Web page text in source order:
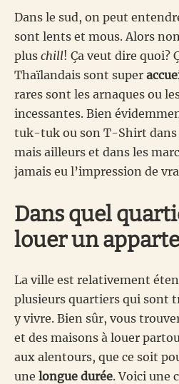
Dans le sud, on peut
sont lents et mous. Alors
plus chill! Ça veut dire quoi?
Thaïlandais sont super
rares sont les arnaques ou
incessantes. Bien
tuk-tuk ou son T-Shirt
mais ailleurs et dans les
jamais eu l’impression de
Dans quel
louer un
La ville est relativement
plusieurs quartiers qui sont
y vivre. Bien sûr, vous
et des maisons à louer
aux alentours, que ce soit
une longue durée. Voici une